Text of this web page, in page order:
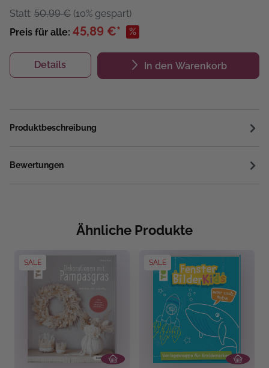
Statt: 50,99 € (10% gespart)
Preis für alle: 45,89 €* %
Details In den Warenkorb
Produktbeschreibung
Bewertungen
Ähnliche Produkte
SALE SALE